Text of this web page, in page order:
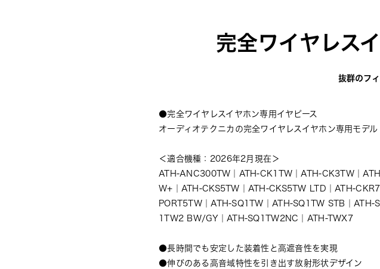
完全ワイヤレス
抜群のフ
●完全ワイヤレスイヤホン専用イヤピース
オーディオテクニカの完全ワイヤレスイヤホン専用モデル
＜適合機種：2026年2月現在＞
ATH-ANC300TW
ATH-CK1TW ATH-CK3TW
W+
ATH-CKS5TW ATH-CKS5TW LTD ATH-
PORT5TW｜ ATH-SQ1TW ATH-SQ1TW STB ATH-
1TW2 BW/GY｜ ATH-SQ1TW2NC ATH-TWX7
●長時間でも安定した装着性と高遮音性を実現
●伸びのある高音域特性を引き出す放射形状デザイン